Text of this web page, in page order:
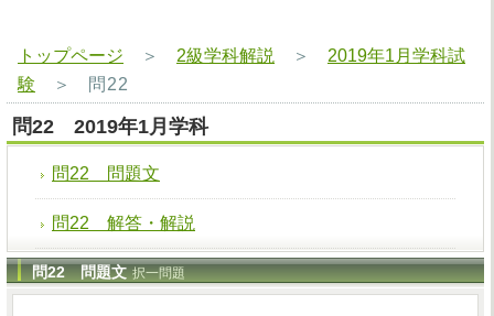
トップページ ＞ 2級学科解説 ＞ 2019年1月学科試
験 ＞ 問22
問22 2019年1月学科
問22 問題文
問22 解答・解説
問22 問題文 択一問題